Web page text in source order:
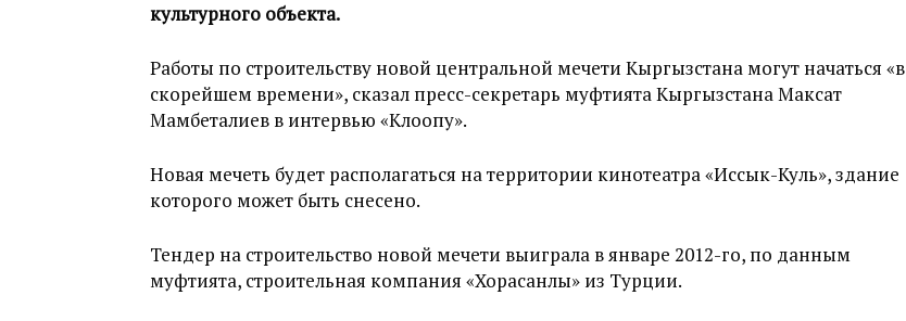
культурного объекта.
Работы по строительству новой центральной мечети Кыргызстана могут начаться «в
скорейшем времени», сказал пресс-секретарь муфтията Кыргызстана Максат
Мамбеталиев в интервью «Клоопу».
Новая мечеть будет располагаться на территории кинотеатра «Иссык-Куль», здание
которого может быть снесено.
Тендер на строительство новой мечети выиграла в январе 2012-го, по данным
муфтията, строительная компания «Хорасанлы» из Турции.